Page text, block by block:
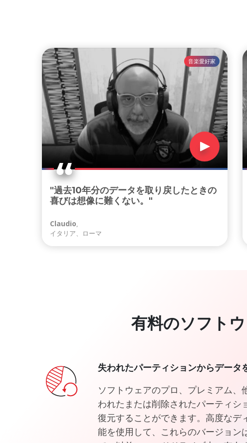
音楽愛好家
"過去10年分のデータを取り戻したときの
喜びは想像に難くない。"
Claudio,
イタリア、ローマ
有料のソフト
失われたパーティションからデータ
ソフトウェアのプロ、プレミアム、
われたまたは削除されたパーティシ
復元することができます。高度なデ
能を使用して、これらのバージョン